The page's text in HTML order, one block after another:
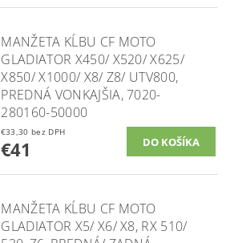
MANŽETA KĹBU CF MOTO
GLADIATOR X450/ X520/ X625/
X850/ X1000/ X8/ Z8/ UTV800,
PREDNÁ VONKAJŠIA, 7020-
280160-50000
€33,30 bez DPH
€41
MANŽETA KĹBU CF MOTO
GLADIATOR X5/ X6/ X8, RX 510/